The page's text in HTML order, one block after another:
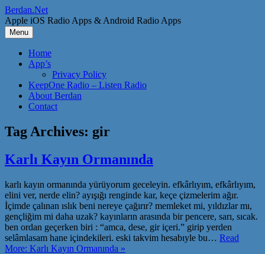
Skip
to
content
Berdan.Net
Apple iOS Radio Apps & Android Radio Apps
Menu
Home
App’s
Privacy Policy
KeepOne Radio – Listen Radio
About Berdan
Contact
Tag Archives: gir
Karlı Kayın Ormanında
karlı kayın ormanında yürüyorum geceleyin. efkârlıyım, efkârlıyım,
elini ver, nerde elin? ayışığı renginde kar, keçe çizmelerim ağır.
İçimde çalınan ıslık beni nereye çağırır? memleket mi, yıldızlar mı,
gençliğim mi daha uzak? kayınların arasında bir pencere, sarı, sıcak.
ben ordan geçerken biri : “amca, dese, gir içeri.” girip yerden
selâmlasam hane içindekileri. eski takvim hesabıyle bu… Read
More: Karlı Kayın Ormanında »